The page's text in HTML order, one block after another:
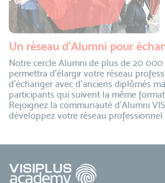
Un réseau d’Alumni pour
Notre cercle Alumni de plus de 20
permettra d’élargir votre réseau
d’échanger avec d’anciens diplômés
participants qui suivent la même
Rejoignez la communauté d’Alumni
développez votre réseau professionnel